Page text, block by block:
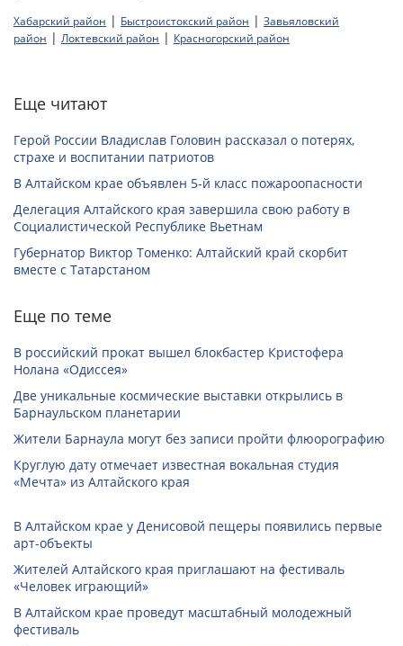
Хабарский район | Быстроистокский район | Завьяловский
район | Локтевский район | Красногорский район
Еще читают
Герой России Владислав Головин рассказал о потерях,
страхе и воспитании патриотов
В Алтайском крае объявлен 5-й класс пожароопасности
Делегация Алтайского края завершила свою работу в
Социалистической Республике Вьетнам
Губернатор Виктор Томенко: Алтайский край скорбит
вместе с Татарстаном
Еще по теме
В российский прокат вышел блокбастер Кристофера
Нолана «Одиссея»
Две уникальные космические выставки открылись в
Барнаульском планетарии
Жители Барнаула могут без записи пройти флюорографию
Круглую дату отмечает известная вокальная студия
«Мечта» из Алтайского края
В Алтайском крае у Денисовой пещеры появились первые
арт-объекты
Жителей Алтайского края приглашают на фестиваль
«Человек играющий»
В Алтайском крае проведут масштабный молодежный
фестиваль